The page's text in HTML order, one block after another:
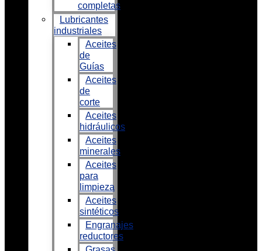
completas
Lubricantes
industriales
Aceites
de
Guías
Aceites
de
corte
Aceites
hidráulicos
Aceites
minerales
Aceites
para
limpieza
Aceites
sintéticos
Engranajes
reductores